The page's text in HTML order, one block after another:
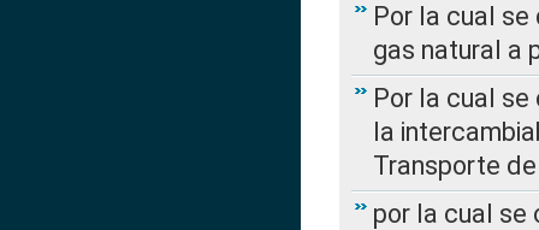
Por la cual
gas natural a
Por la cual
la
Transporte
por la cual se